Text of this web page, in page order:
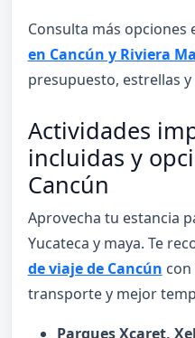
Consulta más opciones
en Cancún y Riviera
presupuesto, estrellas
Actividades
incluidas y
Cancún
Aprovecha tu estancia
Yucateca y maya. Te
de viaje de Cancún con
transporte y mejor
Parques Xcaret,